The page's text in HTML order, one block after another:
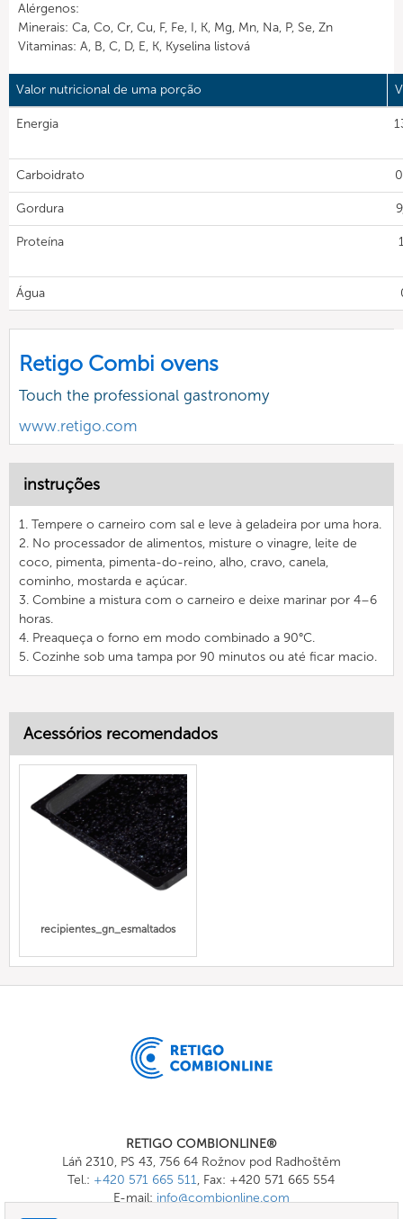
Alérgenos:
Minerais: Ca, Co, Cr, Cu, F, Fe, I, K, Mg, Mn, Na, P, Se, Zn
Vitaminas: A, B, C, D, E, K, Kyselina listová
Valor nutricional de uma porção
Energia
Carboidrato
Gordura
Proteína
Água
Retigo Combi ovens
Touch the professional gastronomy
www.retigo.com
instruções
1. Tempere o carneiro com sal e leve à geladeira por uma hora.
2. No processador de alimentos, misture o vinagre, leite de
coco, pimenta, pimenta-do-reino, alho, cravo, canela,
cominho, mostarda e açúcar.
3. Combine a mistura com o carneiro e deixe marinar por 4–6
horas.
4. Preaqueça o forno em modo combinado a 90°C.
5. Cozinhe sob uma tampa por 90 minutos ou até ficar macio.
Acessórios recomendados
recipientes_gn_esmaltados
RETIGO COMBIONLINE®
Láň 2310, PS 43, 756 64 Rožnov pod Radhoštěm
Tel.: +420 571 665 511, Fax: +420 571 665 554
E-mail: info@combionline.com